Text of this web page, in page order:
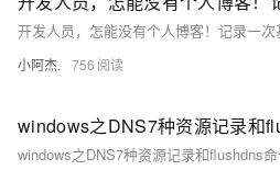
小阿杰. 756